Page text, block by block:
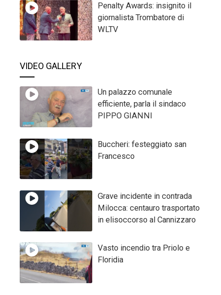
Penalty Awards: insignito il
giornalista Trombatore di
WLTV
VIDEO GALLERY
Un palazzo comunale
efficiente, parla il sindaco
PIPPO GIANNI
Buccheri: festeggiato san
Francesco
Grave incidente in contrada
Milocca: centauro trasportato
in elisoccorso al Cannizzaro
Vasto incendio tra Priolo e
Floridia